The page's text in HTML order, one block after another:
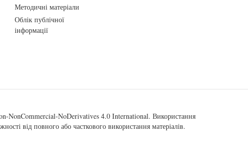
Методичні матеріали
Облік публічної
інформації
NonCommercial-NoDerivatives 4.0 International. Використання
від повного або часткового використання матеріалів.